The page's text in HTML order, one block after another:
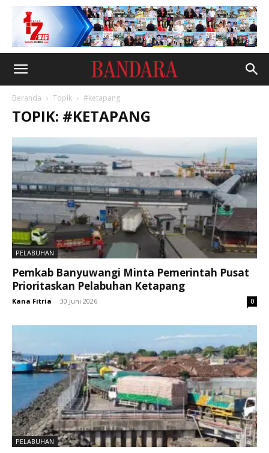
Beranda Topik #ketapang
TOPIK: #KETAPANG
PELABUHAN
Pemkab Banyuwangi Minta Pemerintah Pusat
Prioritaskan Pelabuhan Ketapang
Kana Fitria - 30 Juni 2026 0
PELABUHAN